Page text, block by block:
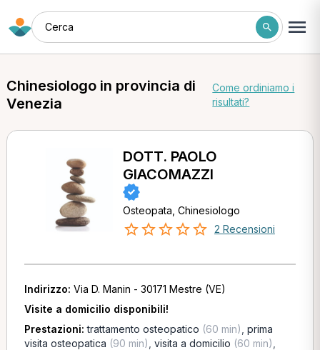
Cerca
Chinesiologo in provincia di
Venezia
Come ordiniamo i
risultati?
DOTT. PAOLO
GIACOMAZZI
Osteopata, Chinesiologo
2 Recensioni
Indirizzo: Via D. Manin - 30171 Mestre (VE)
Visite a domicilio disponibili!
Prestazioni:trattamento osteopatico (60 min) prima
visita osteopatica (90 min) visita a domicilio (60 min)